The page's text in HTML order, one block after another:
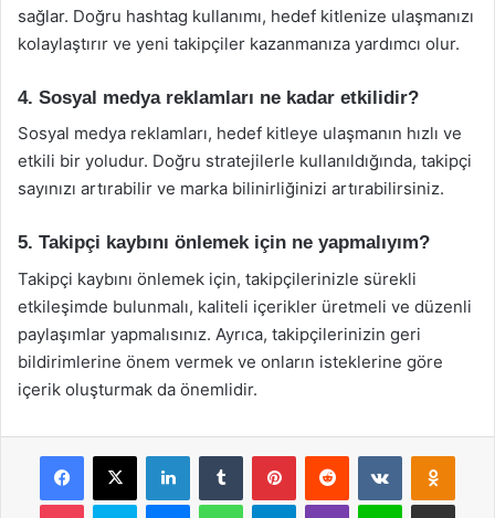
sağlar. Doğru hashtag kullanımı, hedef kitlenize ulaşmanızı
kolaylaştırır ve yeni takipçiler kazanmanıza yardımcı olur.
4. Sosyal medya reklamları ne kadar etkilidir?
Sosyal medya reklamları, hedef kitleye ulaşmanın hızlı ve
etkili bir yoludur. Doğru stratejilerle kullanıldığında, takipçi
sayınızı artırabilir ve marka bilinirliğinizi artırabilirsiniz.
5. Takipçi kaybını önlemek için ne yapmalıyım?
Takipçi kaybını önlemek için, takipçilerinizle sürekli
etkileşimde bulunmalı, kaliteli içerikler üretmeli ve düzenli
paylaşımlar yapmalısınız. Ayrıca, takipçilerinizin geri
bildirimlerine önem vermek ve onların isteklerine göre
içerik oluşturmak da önemlidir.
Facebook
X LinkedInTumblr PinterestReddit VKontakte
Pocket Skype MessengerWhatsAppTelegramViber Line E-Posta ile